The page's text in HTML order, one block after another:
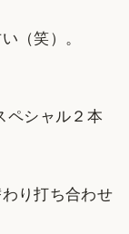
（笑）。
ペシャル２本
り打ち合わせ